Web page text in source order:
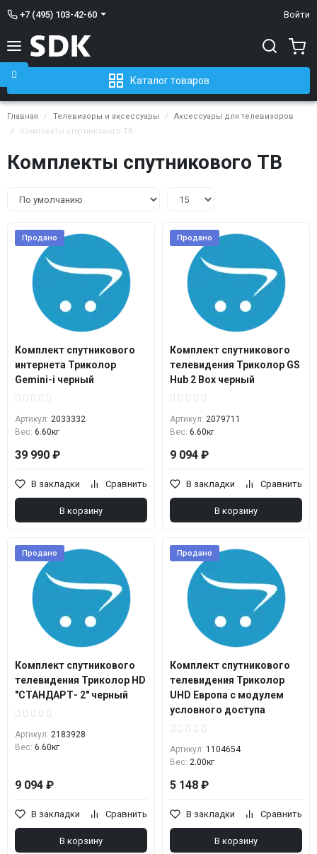
+7 (495) 103-42-60 Войти
Каталог товаров
Главная Телевизоры и аксессуары
Аксессуары для телевизоров
Комплекты спутникового ТВ
Комплекты спутникового ТВ
Продано
Комплект спутникового
интернета Триколор
Gemini-i черный
Артикул: 2033332
Вес: 6.60кг
39 990 ₽
В закладки Сравнить
В корзину
Продано
Комплект спутникового
телевидения Триколор GS
Hub 2 Box черный
Артикул: 2079711
Вес: 6.60кг
9 094 ₽
В закладки Сравнить
В корзину
Продано
Комплект спутникового
телевидения Триколор HD
"СТАНДАРТ- 2" черный
Артикул: 2183928
Вес: 6.60кг
9 094 ₽
В закладки Сравнить
В корзину
Продано
Комплект спутникового
телевидения Триколор
UHD Европа с модулем
условного доступа
Артикул: 1104654
Вес: 2.00кг
5 148 ₽
В закладки Сравнить
В корзину